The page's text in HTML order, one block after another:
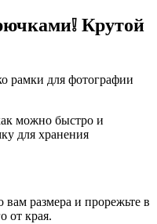
Крутой
рамки для фотографии
можно быстро и
для хранения
размера и прорежьте в
от края.